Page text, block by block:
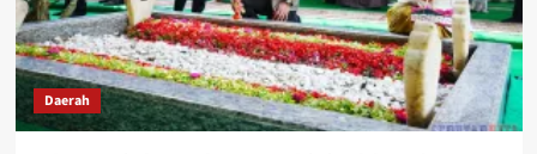
Bhayangkara
ke-
80,
Dorong
Pertumbuhan
Ekonomi
Daerah